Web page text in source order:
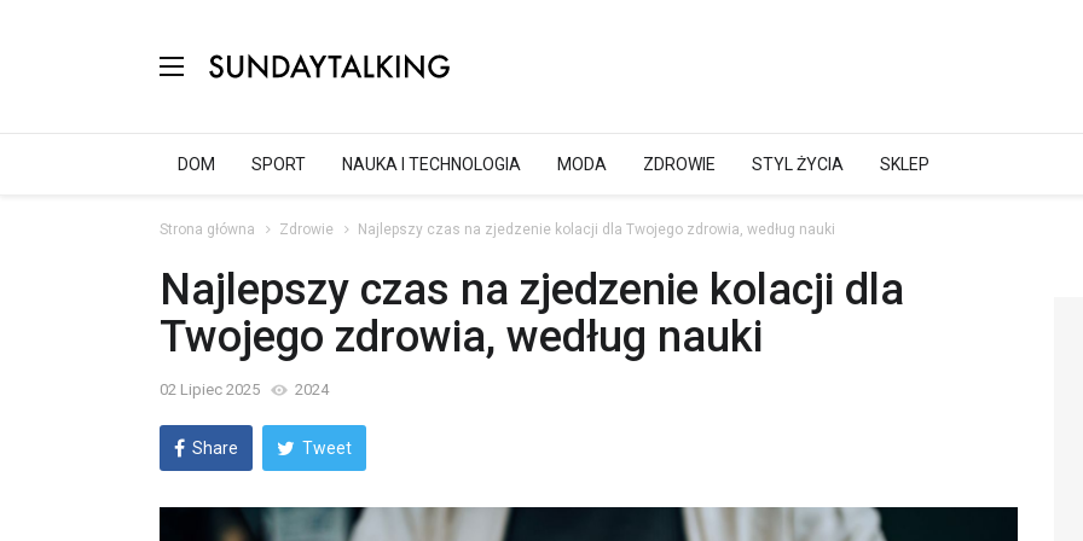
DOM SPORT NAUKA I TECHNOLOGIA MODA ZDROWIE STYL ŻYCIA SKLEP
Strona główna Zdrowie Najlepszy czas na zjedzenie kolacji dla Twojego zdrowia, według nauki
Najlepszy czas na zjedzenie kolacji dla
Twojego zdrowia, według nauki
02 Lipiec 2025 2024
Share Tweet